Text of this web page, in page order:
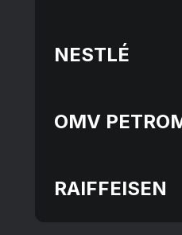
NESTLÉ
OMV
RAIFFEISEN